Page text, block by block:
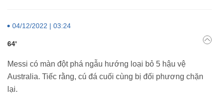
04/12/2022 | 03:24
64'
Messi có màn đột phá ngẫu hướng loại bỏ 5 hậu vệ
Australia. Tiếc rằng, cú đá cuối cùng bị đối phương chặn
lại.